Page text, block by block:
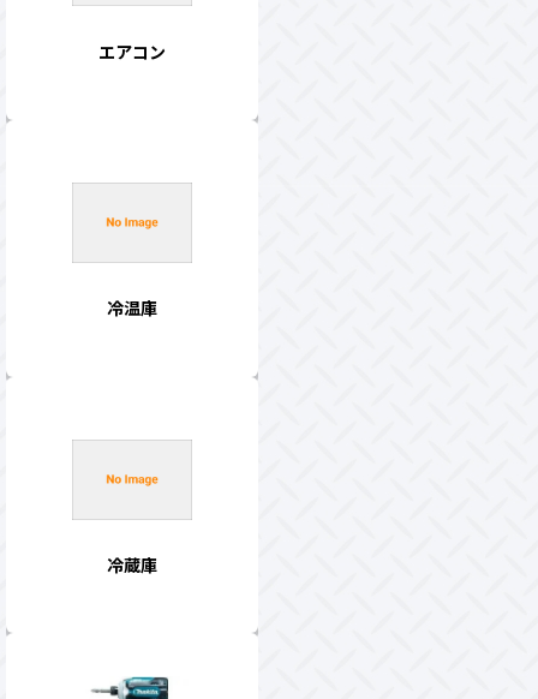
エアコン
冷温庫
冷蔵庫